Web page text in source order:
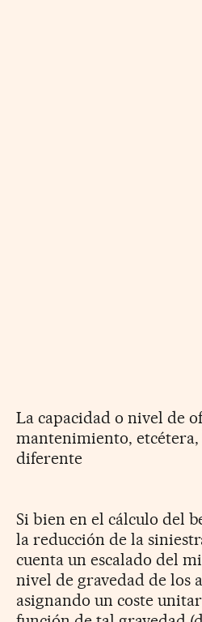
La capacidad o nivel de
mantenimiento,
diferente
Si bien en el cálculo del
la reducción de la
cuenta un escalado del
nivel de gravedad de los
asignando un coste